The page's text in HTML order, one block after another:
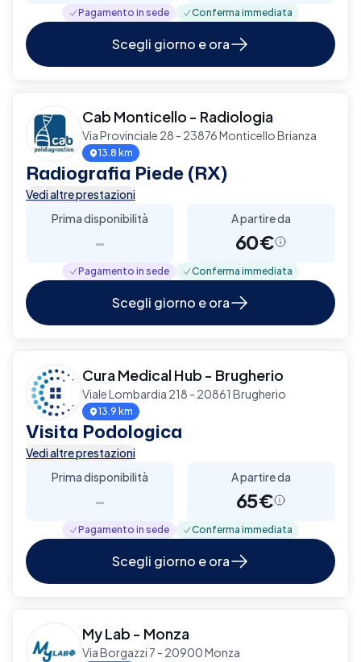
Pagamento in sede Conferma immediata
Scegli giorno e ora
Cab Monticello - Radiologia
Via Provinciale 28 - 23876 Monticello Brianza
13.8 km
Radiografia Piede (RX)
Vedi altre prestazioni
Prima disponibilità
-
A partire da
60€
Pagamento in sede Conferma immediata
Scegli giorno e ora
Cura Medical Hub - Brugherio
Viale Lombardia 218 - 20861 Brugherio
13.9 km
Visita Podologica
Vedi altre prestazioni
Prima disponibilità
-
A partire da
65€
Pagamento in sede Conferma immediata
Scegli giorno e ora
My Lab - Monza
Via Borgazzi 7 - 20900 Monza